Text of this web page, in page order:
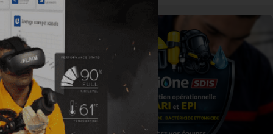
secours et